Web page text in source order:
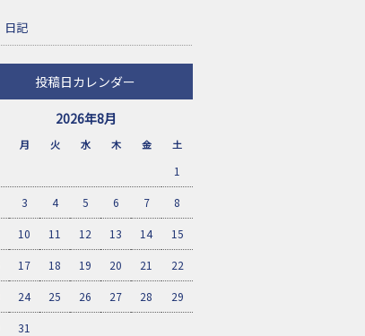
日記
投稿日カレンダー
2026年8月
月 火 水 木 金 土
1
3 4 5 6 7 8
10 11 12 13 14 15
17 18 19 20 21 22
24 25 26 27 28 29
31